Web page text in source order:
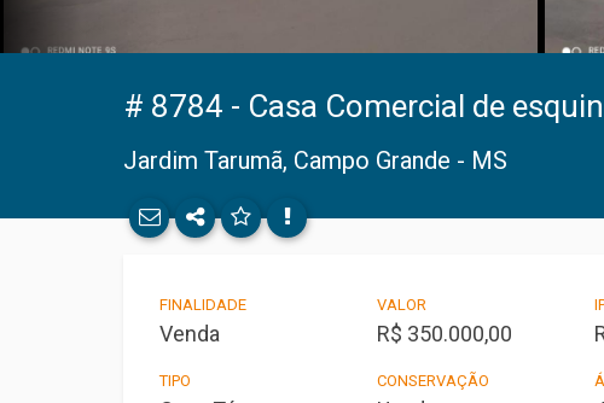
# 8784 - Casa Comercial de
Jardim Tarumã, Campo Grande - MS
E-mail
WhatsApp
FINALIDADE
Venda
VALOR
R$ 350.000,00
TIPO CONSERVAÇÃO